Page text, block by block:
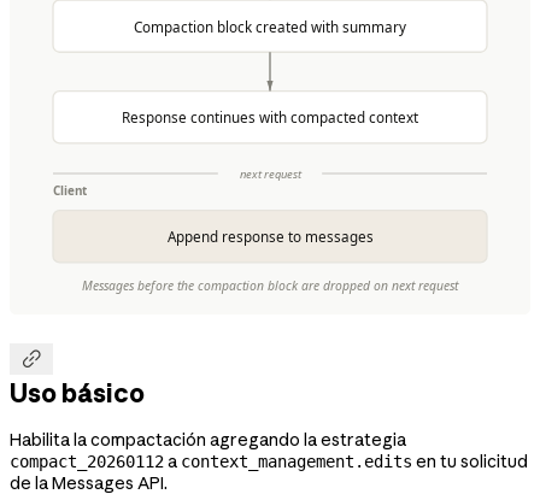

Uso básico
Habilita la compactación agregando la estrategia
compact_20260112a context_management.edits en tu solicitud
de la Messages API.